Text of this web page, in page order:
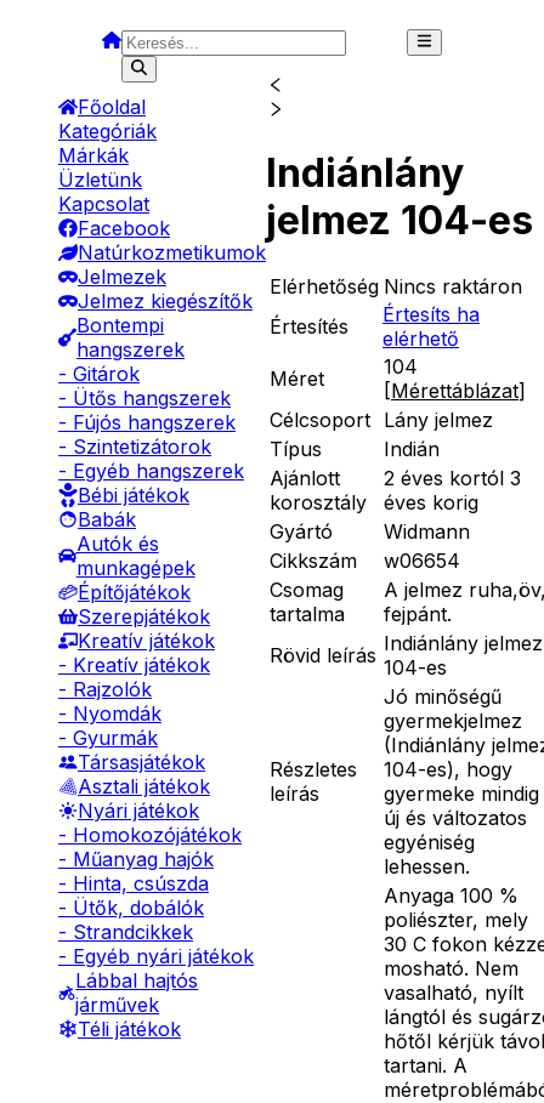
Főoldal
Kategóriák
Márkák
Üzletünk
Kapcsolat
Facebook
Natúrkozmetikumok
Jelmezek
Jelmez kiegészítők
Bontempi
hangszerek
- Gitárok
- Ütős hangszerek
- Fújós hangszerek
- Szintetizátorok
- Egyéb hangszerek
Bébi játékok
Babák
Autók és
munkagépek
Építőjátékok
Szerepjátékok
Kreatív játékok
- Kreatív játékok
- Rajzolók
- Nyomdák
- Gyurmák
Társasjátékok
Asztali játékok
Nyári játékok
- Homokozójátékok
- Műanyag hajók
- Hinta, csúszda
- Ütők, dobálók
- Strandcikkek
- Egyéb nyári játékok
Lábbal hajtós
járművek
Téli játékok
Indiánlány
jelmez 104-es
Elérhetőség Nincs raktáron
Értesítés
Értesíts ha
elérhető
Méret
104
[Mérettáblázat]
Célcsoport Lány jelmez
Típus
Indián
Ajánlott
korosztály
2 éves kortól 3
éves korig
Gyártó
Widmann
Cikkszám
w06654
Csomag
tartalma
A jelmez
fejpánt.
Rövid leírás Indiánlány jelmez
104-es
Részletes
leírás
Jó minőségű
gyermekjelmez
(Indiánlány
104-es), hogy
gyermeke mindig
új és változatos
egyéniség
lehessen.
Anyaga 100 %
poliészter, mely
30 C fokon
mosható. Nem
vasalható, nyílt
lángtól és
hőtől kérjük távol
tartani. A